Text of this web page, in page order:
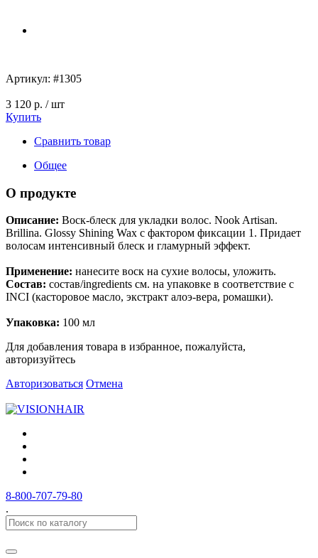
Артикул: #1305
3 120 р. / шт
Купить
Сравнить товар
Общее
О продукте
Описание: Воск-блеск для укладки волос. Nook Artisan.
Brillina. Glossy Shining Wax с фактором фиксации 1. Придает
волосам интенсивный блеск и гламурный эффект.
Применение: нанесите воск на сухие волосы, уложить.
Состав: состав/ingredients см. на упаковке в соответствие с
INCI (касторовое масло, экстракт алоэ-вера, ромашки).
Упаковка: 100 мл
Для добавления товара в избранное, пожалуйста,
авторизуйтесь
Авторизоваться Отмена
8-800-707-79-80
.